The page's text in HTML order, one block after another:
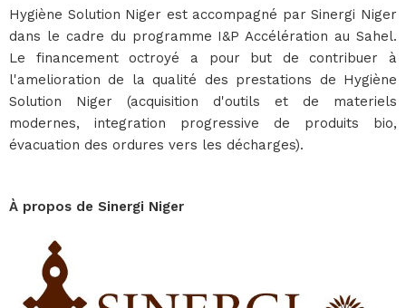
Hygiène Solution Niger est accompagné par Sinergi Niger
dans le cadre du programme I&P Accélération au Sahel.
Le financement octroyé a pour but de contribuer à
l'amelioration de la qualité des prestations de Hygiène
Solution Niger (acquisition d'outils et de materiels
modernes, integration progressive de produits bio,
évacuation des ordures vers les décharges).
À propos de Sinergi Niger